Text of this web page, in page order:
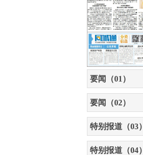
要闻（01）
要闻（02）
特别报道（03）
特别报道（04）